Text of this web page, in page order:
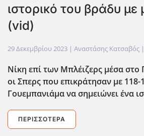
ιστορικό του βράδυ με
(vid)
29 Δεκεμβρίου 2023 | Αναστάσης Κατσαβός |
Νίκη επί των Μπλέιζερς μέσα στο
οι Σπερς που επικράτησαν με 118-
Γουεμπανιάμα να σημειώνει ένα
ΠΕΡΙΣΣΌΤΕΡΑ